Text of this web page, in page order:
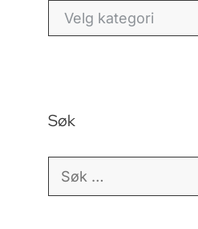
Kategorier
Søk
Søk